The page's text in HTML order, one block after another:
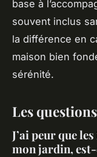
base à
souvent inclus
la différence en
maison bien
sérénité.
Les
J’ai peur que
mon jardin,